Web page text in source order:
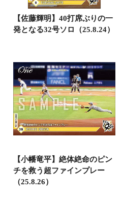
【佐藤輝明】40打席ぶりの一
発となる32号ソロ（25.8.24）
【小幡竜平】絶体絶命のピン
チを救う超ファインプレー
（25.8.26）